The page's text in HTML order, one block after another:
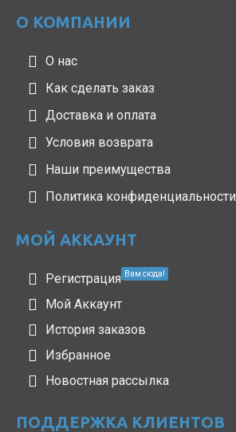
О КОМПАНИИ
О нас
Как сделать заказ
Доставка и оплата
Условия возврата
Наши преимущества
Политика конфиденциальности
МОЙ АККАУНТ
Регистрация Вам сюда!
Мой Аккаунт
История заказов
Избранное
Новостная рассылка
ПОДДЕРЖКА КЛИЕНТОВ